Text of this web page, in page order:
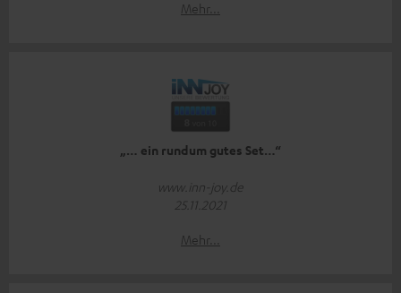
Mehr...
„… ein rundum gutes Set…“
www.inn-joy.de
25.11.2021
Mehr...